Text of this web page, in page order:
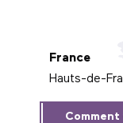
France
Hauts-de-
Comment